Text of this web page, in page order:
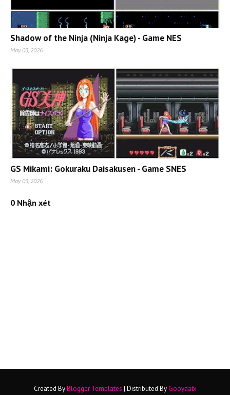
Shadow of the Ninja (Ninja Kage) - Game NES
May 03, 2026
GS Mikami: Gokuraku Daisakusen - Game SNES
May 03, 2026
0 Nhận xét
Created ByBlogger Templates | Distributed By Gooyaabi